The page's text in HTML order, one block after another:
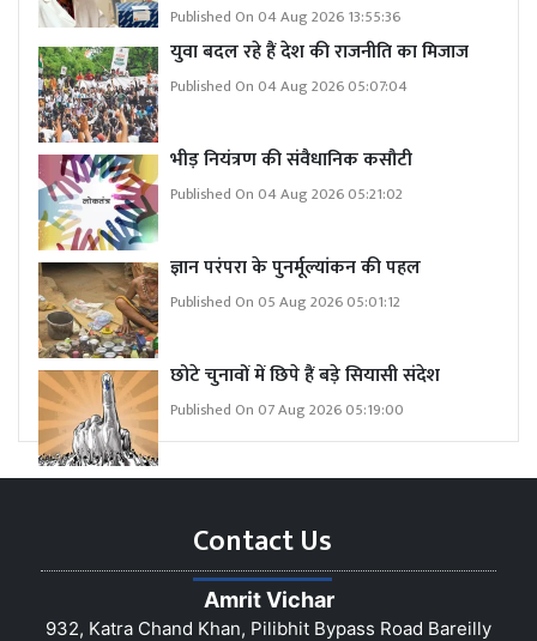
Published On 04 Aug 2026 13:55:36
युवा बदल रहे हैं देश की राजनीति का मिजाज
Published On 04 Aug 2026 05:07:04
भीड़ नियंत्रण की संवैधानिक कसौटी
Published On 04 Aug 2026 05:21:02
ज्ञान परंपरा के पुनर्मूल्यांकन की पहल
Published On 05 Aug 2026 05:01:12
छोटे चुनावों में छिपे हैं बड़े सियासी संदेश
Published On 07 Aug 2026 05:19:00
Contact Us
Amrit Vichar
932, Katra Chand Khan, Pilibhit Bypass Road Bareilly